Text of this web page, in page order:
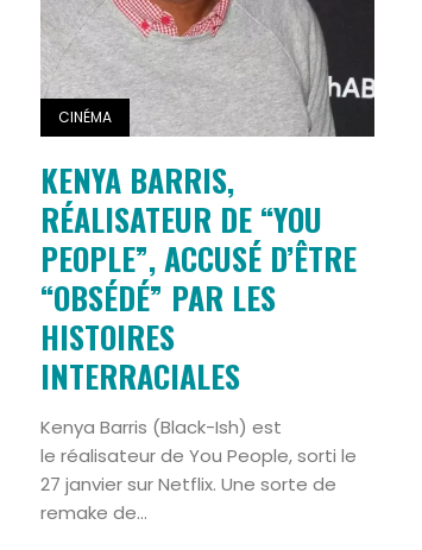
CINÉMA
KENYA BARRIS,
RÉALISATEUR DE “YOU
PEOPLE”, ACCUSÉ D’ÊTRE
“OBSÉDÉ” PAR LES
HISTOIRES
INTERRACIALES
Kenya Barris (Black-Ish) est
le réalisateur de You People, sorti le
27 janvier sur Netflix. Une sorte de
remake de...